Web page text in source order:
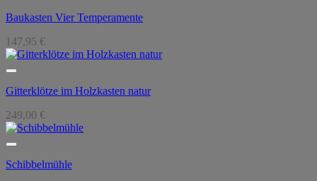
Baukasten Vier Temperamente
147,95 €
Gitterklötze im Holzkasten natur
249,00 €
Schibbelmühle